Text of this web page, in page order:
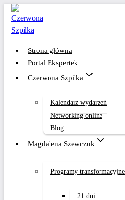
Przejdź
treści
Strona główna
Portal Ekspertek
Czerwona Szpilka
Kalendarz wydarzeń
Networking online
Blog
Magdalena Szewczuk
Programy transformacyjne
21 dni